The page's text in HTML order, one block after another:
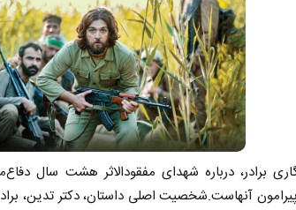
برادر، درباره شهدای مفقودالاثر هشت سال
آنهاست.شخصیت اصلی داستان، دکتر تدین،